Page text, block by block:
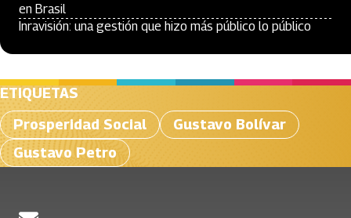
en Brasil
Inravisión: una gestión que hizo más público lo público
ETIQUETAS
Prosperidad Social
Gustavo Bolívar
Gustavo Petro